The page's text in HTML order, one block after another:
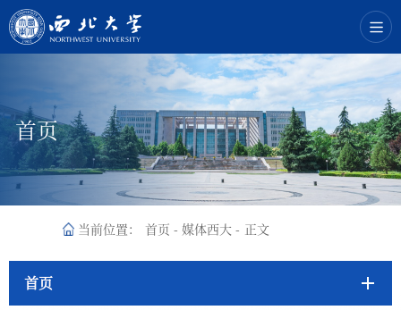
首页
当前位置： 首页 - 媒体西大 - 正文
首页